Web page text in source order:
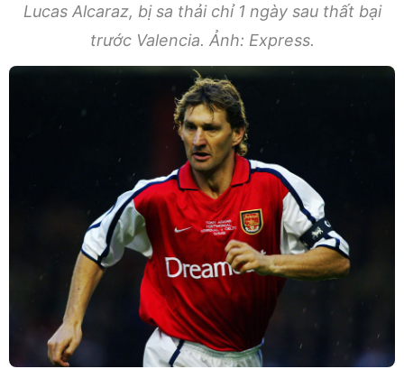
Lucas Alcaraz, bị sa thải chỉ 1 ngày sau thất bại
trước Valencia. Ảnh: Express.